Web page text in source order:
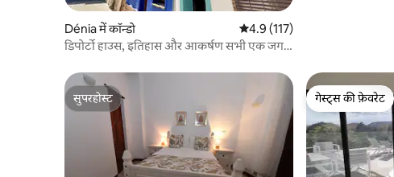
Dénia में कॉन्डो औसत रेटिंग 5 में से 4.9, 117
4.9 (117)
डिपोर्टो हाउस, इतिहास और आकर्षण सभी एक जगह
सुपरहोस्ट
सुपरहोस्ट
गेस्ट्स की फ़ेवरेट
गेस्ट्स की फ़ेवरेट